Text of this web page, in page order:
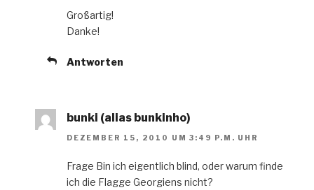
Großartig!
Danke!
Antworten
bunki (alias bunkinho)
DEZEMBER 15, 2010 UM 3:49 P.M. UHR
Frage Bin ich eigentlich blind, oder warum finde
ich die Flagge Georgiens nicht?